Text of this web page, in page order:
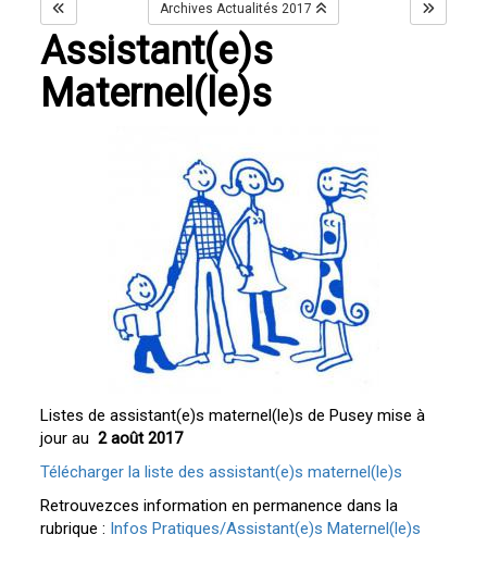
Archives Actualités 2017
Assistant(e)s
Maternel(le)s
Listes de assistant(e)s maternel(le)s de Pusey mise à
jour au 2 août 2017
Télécharger la liste des assistant(e)s maternel(le)s
Retrouvezces information en permanence dans la
rubrique : Infos Pratiques/Assistant(e)s Maternel(le)s